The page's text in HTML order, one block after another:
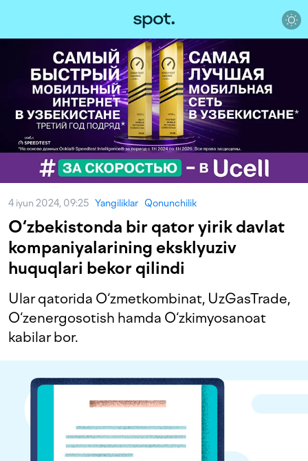
4 iyun 2024, 09:25 Yangiliklar Qonunchilik
O‘zbekistonda bir qator yirik davlat
kompaniyalarining eksklyuziv
huquqlari bekor qilindi
Ular qatorida O‘zmetkombinat, UzGasTrade,
O‘zenergosotish hamda O‘zkimyosanoat
kabilar bor.